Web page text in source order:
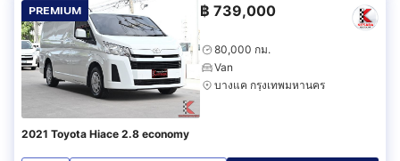
PREMIUM ฿ 739,000
80,000 กม.
Van
บางแค กรุงเทพมหานคร
2021 Toyota Hiace 2.8 economy